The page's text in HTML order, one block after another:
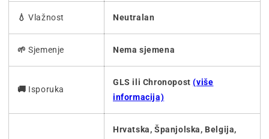
💧 Vlažnost Neutralan
🌱 Sjemenje Nema sjemena
🚚 Isporuka
GLS ili Chronopost (više
informacija)
Hrvatska, Španjolska, Belgija,